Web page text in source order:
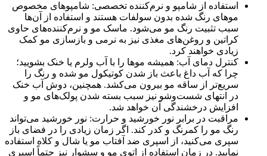
استفاده از شامپو و نرم‌کننده تخصصی: شامپوهای مخصوص
موهای رنگ شده بدون سولفات هستند و استفاده از آن‌ها
سبب تثبیت رنگ مو می‌شود. ماسک مو و نرم‌کننده‌های حاوی
کراتین و روغن‌های مغذی نیز به نرمی و بازسازی مو کمک
زیادی خواهند کرد.
کنترل دمای آب: همیشه موها را با آب ولرم یا خنک بشویید؛
چرا که آب داغ باعث باز شدن کوتیکول مو شده و رنگ را
سریع‌تر از ساقه مو بیرون می‌کشد. همچنین، دوش آب خنک
در انتهای شست‌وشو نیز سبب بسته شدن پولک‌های مو و
افزایش درخشندگی آن خواهد شد.
مراقبت در برابر نور خورشید و حرارت: نور خورشید می‌تواند
رنگ مو را کمرنگ و کدر کند. اگر زمان زیادی را در فضای باز
سپری می‌کنید، از اسپری ضد آفتاب مو یا شال و کلاه استفاده
نمایید. در زمان استفاده از اتوی مو و سشوار نیز حتماً اسپری